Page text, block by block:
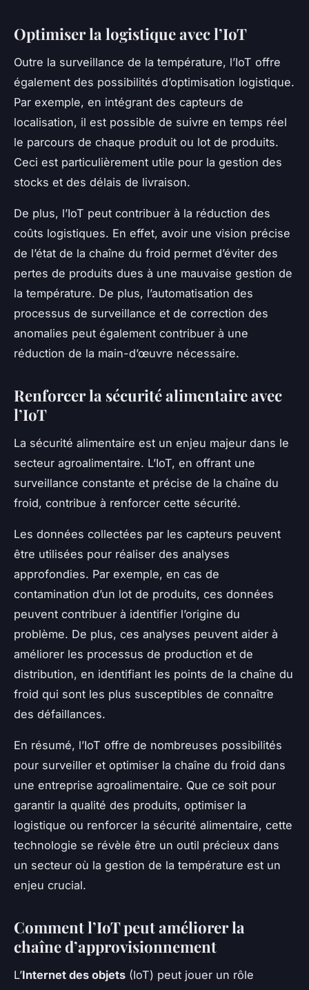
Optimiser la logistique avec l’IoT
Outre la surveillance de la température, l’IoT offre
également des possibilités d’optimisation logistique.
Par exemple, en intégrant des capteurs de
localisation, il est possible de suivre en temps réel
le parcours de chaque produit ou lot de produits.
Ceci est particulièrement utile pour la gestion des
stocks et des délais de livraison.
De plus, l’IoT peut contribuer à la réduction des
coûts logistiques. En effet, avoir une vision précise
de l’état de la chaîne du froid permet d’éviter des
pertes de produits dues à une mauvaise gestion de
la température. De plus, l’automatisation des
processus de surveillance et de correction des
anomalies peut également contribuer à une
réduction de la main-d’œuvre nécessaire.
Renforcer la sécurité alimentaire avec
l’IoT
La sécurité alimentaire est un enjeu majeur dans le
secteur agroalimentaire. L’IoT, en offrant une
surveillance constante et précise de la chaîne du
froid, contribue à renforcer cette sécurité.
Les données collectées par les capteurs peuvent
être utilisées pour réaliser des analyses
approfondies. Par exemple, en cas de
contamination d’un lot de produits, ces données
peuvent contribuer à identifier l’origine du
problème. De plus, ces analyses peuvent aider à
améliorer les processus de production et de
distribution, en identifiant les points de la chaîne du
froid qui sont les plus susceptibles de connaître
des défaillances.
En résumé, l’IoT offre de nombreuses possibilités
pour surveiller et optimiser la chaîne du froid dans
une entreprise agroalimentaire. Que ce soit pour
garantir la qualité des produits, optimiser la
logistique ou renforcer la sécurité alimentaire, cette
technologie se révèle être un outil précieux dans
un secteur où la gestion de la température est un
enjeu crucial.
Comment l’IoT peut améliorer la
chaîne d’approvisionnement
L’Internet des objets (IoT) peut jouer un rôle